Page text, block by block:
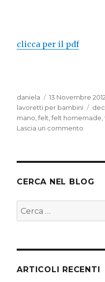
clicca per il pdf
Autore
daniela
Pubblicato
il
13 Novembre
lavoretti per bambini
Tag
mano,felt,felt homemade,
Lascia un commento
CERCA NEL BLOG
Cerca:
ARTICOLI RECENTI